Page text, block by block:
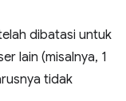
dibatasi untuk
lain (misalnya, 1
tidak